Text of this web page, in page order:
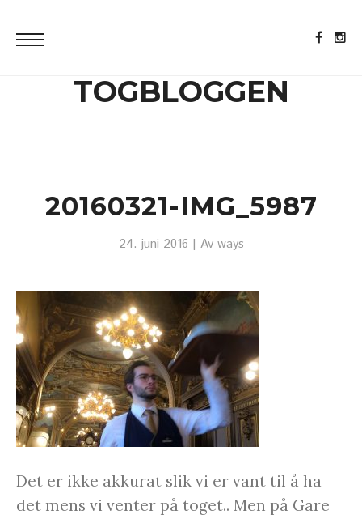
TOGBLOGGEN
20160321-IMG_5987
24. juni 2016 | Av ways
Det er ikke akkurat slik vi er vant til å ha
det mens vi venter på toget.. Men på Gare